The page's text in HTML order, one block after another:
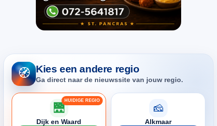
🧭 Kies een andere regio
Ga direct naar de nieuwssite van jouw regio.
🌉
Dijk en Waard
🧀
Alkmaar